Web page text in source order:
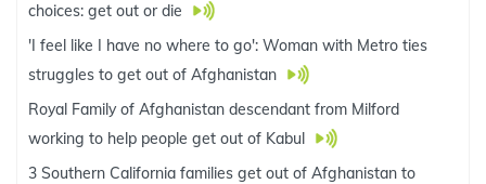
choices: get out or die
'I feel like I have no where to go': Woman with Metro ties
struggles to get out of Afghanistan
Royal Family of Afghanistan descendant from Milford
working to help people get out of Kabul
3 Southern California families get out of Afghanistan to